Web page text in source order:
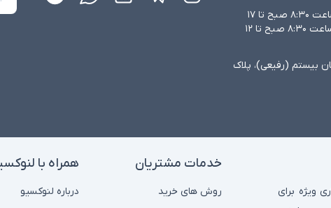
شنبه تا چهارشنبه از ساعت ۸:۳۰ صبح تا ۱۷
عصر و پنجشنبه‌ها از ساعت ۸:۳۰ صبح تا ۱۲
بیستم (رفیعی)، پلاک
ویژه برای
خدمات مشتریان
روش های خرید
همراه با
درباره لنوکسیو